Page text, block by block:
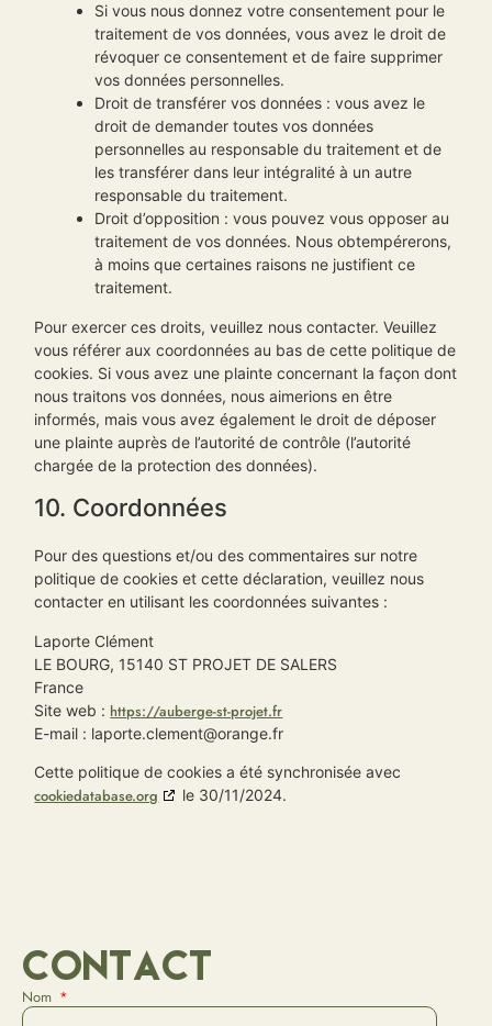
Si vous nous donnez votre consentement pour le
traitement de vos données, vous avez le droit de
révoquer ce consentement et de faire supprimer
vos données personnelles.
Droit de transférer vos données : vous avez le
droit de demander toutes vos données
personnelles au responsable du traitement et de
les transférer dans leur intégralité à un autre
responsable du traitement.
Droit d’opposition : vous pouvez vous opposer au
traitement de vos données. Nous obtempérerons,
à moins que certaines raisons ne justifient ce
traitement.
Pour exercer ces droits, veuillez nous contacter. Veuillez
vous référer aux coordonnées au bas de cette politique de
cookies. Si vous avez une plainte concernant la façon dont
nous traitons vos données, nous aimerions en être
informés, mais vous avez également le droit de déposer
une plainte auprès de l’autorité de contrôle (l’autorité
chargée de la protection des données).
10. Coordonnées
Pour des questions et/ou des commentaires sur notre
politique de cookies et cette déclaration, veuillez nous
contacter en utilisant les coordonnées suivantes :
Laporte Clément
LE BOURG, 15140 ST PROJET DE SALERS
France
Site web : https://auberge-st-projet.fr
E-mail : laporte.clement@orange.fr
Cette politique de cookies a été synchronisée avec
cookiedatabase.org le 30/11/2024.
Contact
Nom